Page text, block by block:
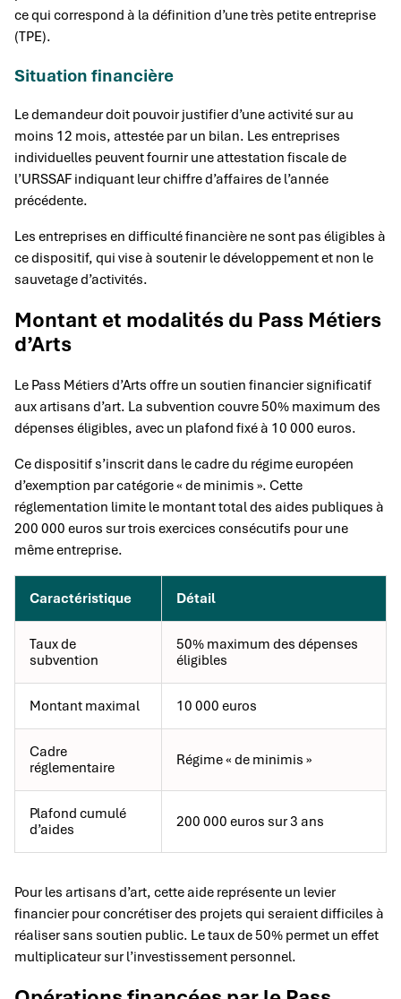
ce qui correspond à la définition d’une très petite entreprise
(TPE).
Situation financière
Le demandeur doit pouvoir justifier d’une activité sur au
moins 12 mois, attestée par un bilan. Les entreprises
individuelles peuvent fournir une attestation fiscale de
l’URSSAF indiquant leur chiffre d’affaires de l’année
précédente.
Les entreprises en difficulté financière ne sont pas éligibles à
ce dispositif, qui vise à soutenir le développement et non le
sauvetage d’activités.
Montant et modalités du Pass Métiers
d’Arts
Le Pass Métiers d’Arts offre un soutien financier significatif
aux artisans d’art. La subvention couvre 50% maximum des
dépenses éligibles, avec un plafond fixé à 10 000 euros.
Ce dispositif s’inscrit dans le cadre du régime européen
d’exemption par catégorie « de minimis ». Cette
réglementation limite le montant total des aides publiques à
200 000 euros sur trois exercices consécutifs pour une
même entreprise.
Caractéristique Détail
Taux de
subvention
50% maximum des dépenses
éligibles
Montant maximal 10 000 euros
Cadre
réglementaire
Régime « de minimis »
Plafond cumulé
d’aides
200 000 euros sur 3 ans
Pour les artisans d’art, cette aide représente un levier
financier pour concrétiser des projets qui seraient difficiles à
réaliser sans soutien public. Le taux de 50% permet un effet
multiplicateur sur l’investissement personnel.